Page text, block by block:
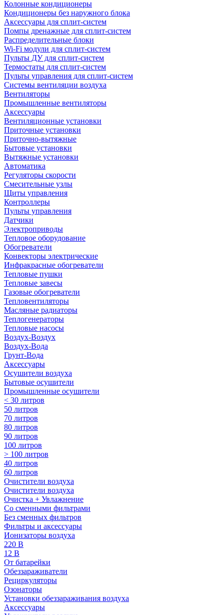
Колонные кондиционеры
Кондиционеры без наружного блока
Аксессуары для сплит-систем
Помпы дренажные для сплит-систем
Распределительные блоки
Wi-Fi модули для сплит-систем
Пульты ДУ для сплит-систем
Термостаты для сплит-систем
Пульты управления для сплит-систем
Системы вентиляции воздуха
Вентиляторы
Промышленные вентиляторы
Аксессуары
Вентиляционные установки
Приточные установки
Приточно-вытяжные
Бытовые установки
Вытяжные установки
Автоматика
Регуляторы скорости
Смесительные узлы
Щиты управления
Контроллеры
Пульты управления
Датчики
Электроприводы
Тепловое оборудование
Обогреватели
Конвекторы электрические
Инфракрасные обогреватели
Тепловые пушки
Тепловые завесы
Газовые обогреватели
Тепловентиляторы
Масляные радиаторы
Теплогенераторы
Тепловые насосы
Воздух-Воздух
Воздух-Вода
Грунт-Вода
Аксессуары
Осушители воздуха
Бытовые осушители
Промышленные осушители
< 30 литров
50 литров
70 литров
80 литров
90 литров
100 литров
> 100 литров
40 литров
60 литров
Очистители воздуха
Очистители воздуха
Очистка + Увлажнение
Cо сменными фильтрами
Без сменных фильтров
Фильтры и аксессуары
Ионизаторы воздуха
220 В
12 В
От батарейки
Обеззараживатели
Рециркуляторы
Озонаторы
Установки обеззараживания воздуха
Аксессуары